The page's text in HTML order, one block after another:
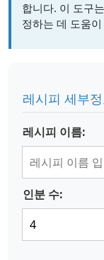
합니다. 이 도구
정하는 데 도움
레시피 세부
레시피 이름:
인분 수: